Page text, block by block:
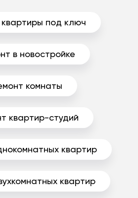
квартиры под ключ
в новостройке
комнаты
квартир-студий
квартир
квартир